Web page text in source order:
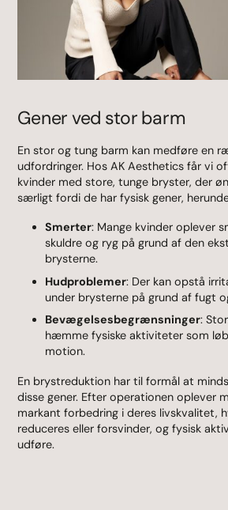
Gener ved stor barm
En stor og tung barm kan medføre en
udfordringer. Hos AK Aesthetics får vi
kvinder med store, tunge bryster, der
særligt fordi de har fysisk gener,
Smerter: Mange kvinder oplever
skuldre og ryg på grund af den
brysterne.
Hudproblemer: Der kan opstå
under brysterne på grund af fugt
Bevægelsesbegrænsninger:
hæmme fysiske aktiviteter som
motion.
En brystreduktion har til formål at
disse gener. Efter operationen oplever
markant forbedring i deres livskvalitet,
reduceres eller forsvinder, og fysisk
udføre.